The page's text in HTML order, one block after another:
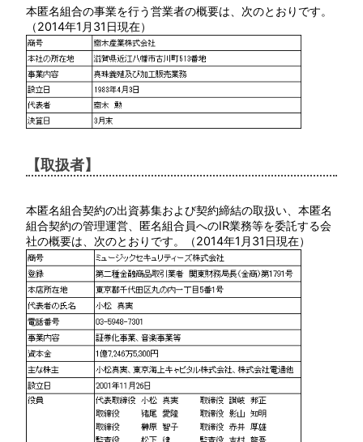
本匿名組合の事業を行う営業者の概要は、次のとおりです。
（2014年1月31日現在）
【取扱者】
本匿名組合契約の出資募集および契約締結の取扱い、本匿名
組合契約の管理運営、匿名組合員へのIR業務等を委託する会
社の概要は、次のとおりです。（2014年1月31日現在）